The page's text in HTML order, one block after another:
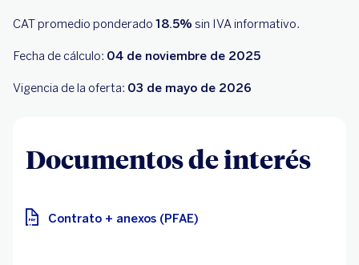
CAT promedio ponderado 18.5% sin IVA informativo.
Fecha de cálculo: 04 de noviembre de 2025
Vigencia de la oferta: 03 de mayo de 2026
Documentos de interés
Contrato + anexos (PFAE)